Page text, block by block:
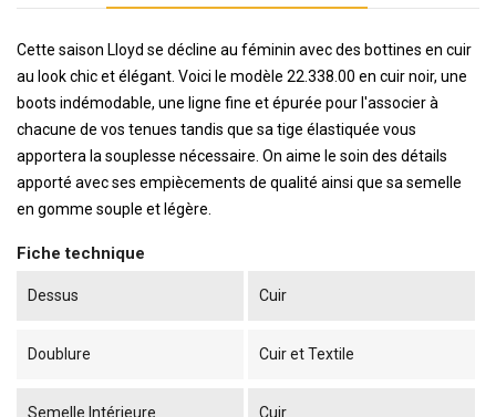
Cette saison Lloyd se décline au féminin avec des bottines en cuir
au look chic et élégant. Voici le modèle 22.338.00 en cuir noir, une
boots indémodable, une ligne fine et épurée pour l'associer à
chacune de vos tenues tandis que sa tige élastiquée vous
apportera la souplesse nécessaire. On aime le soin des détails
apporté avec ses empiècements de qualité ainsi que sa semelle
en gomme souple et légère.
Fiche technique
Dessus Cuir
Doublure Cuir et Textile
Semelle Intérieure Cuir